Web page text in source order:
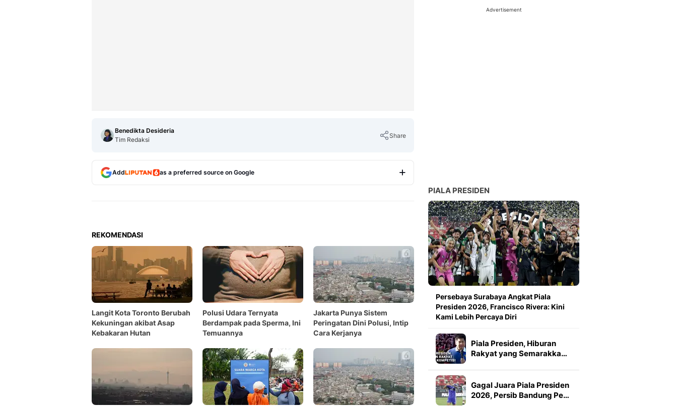
Benedikta Desideria
Tim Redaksi
Share
Add as a preferred source on Google
REKOMENDASI
Langit Kota Toronto Berubah
Kekuningan akibat Asap
Kebakaran Hutan
Polusi Udara Ternyata
Berdampak pada Sperma, Ini
Temuannya
Jakarta Punya Sistem
Peringatan Dini Polusi, Intip
Cara Kerjanya
Advertisement
PIALA PRESIDEN
Persebaya Surabaya Angkat Piala
Presiden 2026, Francisco Rivera: Kini
Kami Lebih Percaya Diri
Piala Presiden, Hiburan
Rakyat yang Semarakka…
Gagal Juara Piala Presiden
2026, Persib Bandung Pe…